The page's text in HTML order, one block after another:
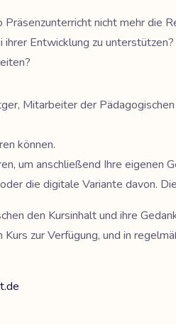
nicht mehr die
Entwicklung zu unterstützen?
Mitarbeiter der
können.
um anschließend Ihre eigenen
die digitale Variante davon.
den Kursinhalt und ihre
zur Verfügung, und in